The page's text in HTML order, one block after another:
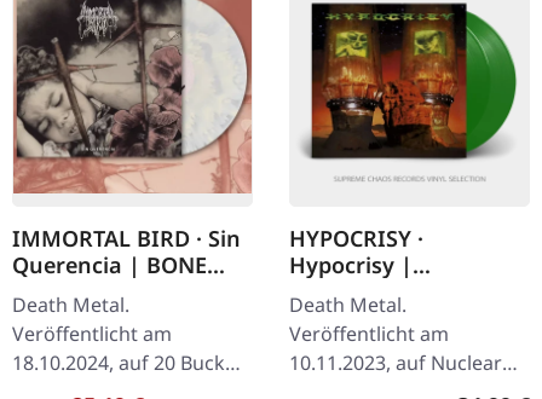
IMMORTAL BIRD · Sin
Querencia | BONE
CLOUDY LP
Death Metal.
Veröffentlicht am
18.10.2024, auf 20 Buck
Spin. Bone Cloudy Vinyl.
HYPOCRISY ·
Hypocrisy |
TRANSPARENT GREEN
2LP
Death Metal.
Veröffentlicht am
10.11.2023, auf Nuclear